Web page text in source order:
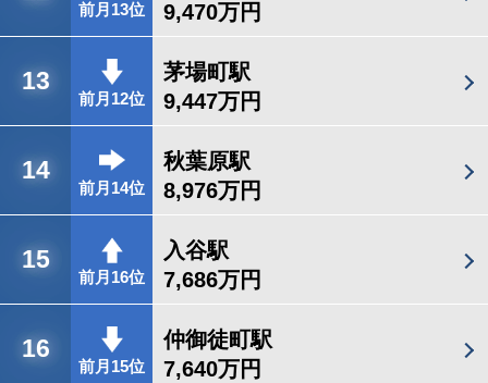
前月13位
9,470万円
13
前月12位
茅場町駅
9,447万円
14
前月14位
秋葉原駅
8,976万円
15
前月16位
入谷駅
7,686万円
16
前月15位
仲御徒町駅
7,640万円